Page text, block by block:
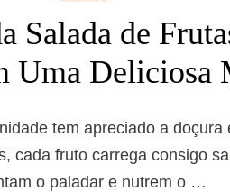
Salada de
Uma Deliciosa
tem apreciado a
cada fruto carrega consigo
o paladar e nutrem o …